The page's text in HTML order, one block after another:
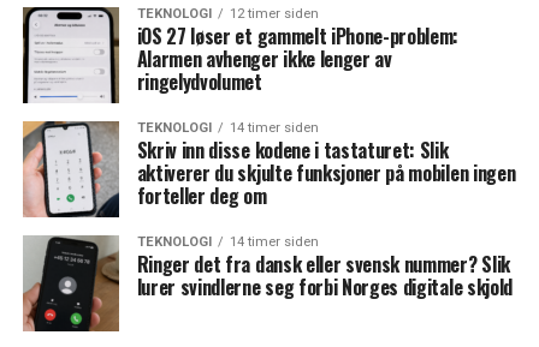
TEKNOLOGI 12 timer siden
iOS 27 løser et gammelt iPhone-problem:
Alarmen avhenger ikke lenger av
ringelydvolumet
TEKNOLOGI 14 timer siden
Skriv inn disse kodene i tastaturet: Slik
aktiverer du skjulte funksjoner på mobilen ingen
forteller deg om
TEKNOLOGI 14 timer siden
Ringer det fra dansk eller svensk nummer? Slik
lurer svindlerne seg forbi Norges digitale skjold